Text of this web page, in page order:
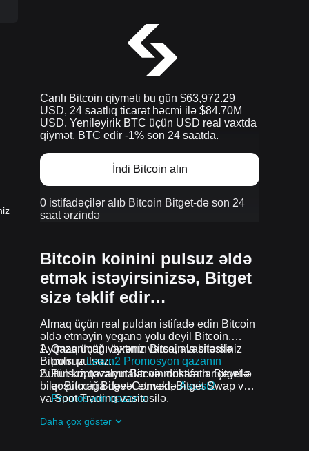
Canlı Bitcoin qiyməti bu gün $63,972.29
USD, 24 saatlıq ticarət həcmi ilə $84.70M
USD. Yeniləyirik BTC üçün USD real vaxtda
qiymət. BTC edir -1% son 24 saatda.
İndi Bitcoin alın
0 istifadəçilər alıb Bitcoin Bitget-də son 24
saat ərzində
Bitcoin koinini pulsuz əldə
etmək istəyirsinizsə, Bitget
sizə təklif edir…
Almaq üçün real puldan istifadə edin Bitcoin
əldə etməyin yeganə yolu deyil Bitcoin.
Ayrmaq üçün vaxtınız varsa, ala bilərsiniz
Bitcoin pulsuz.
Qazanmağı öyrənin Bitcoin vasitəsilə
pulsuzLearn2 Promosyon qazanın
Pulsuz qazanın Bitcoin dostlarını Bitget-ə
qoşulmağa dəvət etməkləAssist2
Promosyon qazanın
davam edən problemlər və promosyonlar
Bütün kriptovalyutalar və mükafatlar çevrilə
bilər Bitcoin Bitget Convert, Bitget Swap və
ya Spot Trading vasitəsilə.
Daha çox göstər